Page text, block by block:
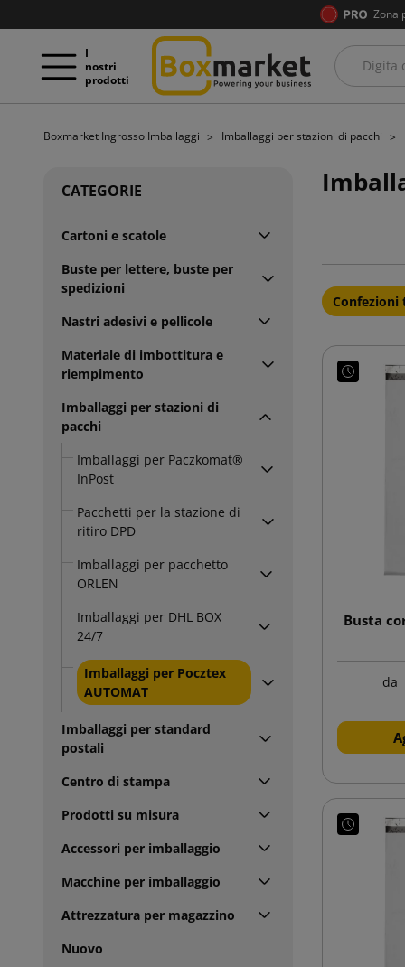
Zona
I
nostri
prodotti
Boxmarket Ingrosso Imballaggi Imballaggi per stazioni di pacchi
CATEGORIE
Cartoni e scatole
Buste per lettere, buste per
spedizioni
Nastri adesivi e pellicole
Materiale di imbottitura e
riempimento
Imballaggi per stazioni di
pacchi
Imballaggi per Paczkomat®
InPost
Pacchetti per la stazione di
ritiro DPD
Imballaggi per pacchetto
ORLEN
Imballaggi per DHL BOX
24/7
Imballaggi per Pocztex
AUTOMAT
Imballaggi per standard
postali
Centro di stampa
Prodotti su misura
Accessori per imballaggio
Macchine per imballaggio
Attrezzatura per magazzino
Nuovo
Confezioni
Busta
da